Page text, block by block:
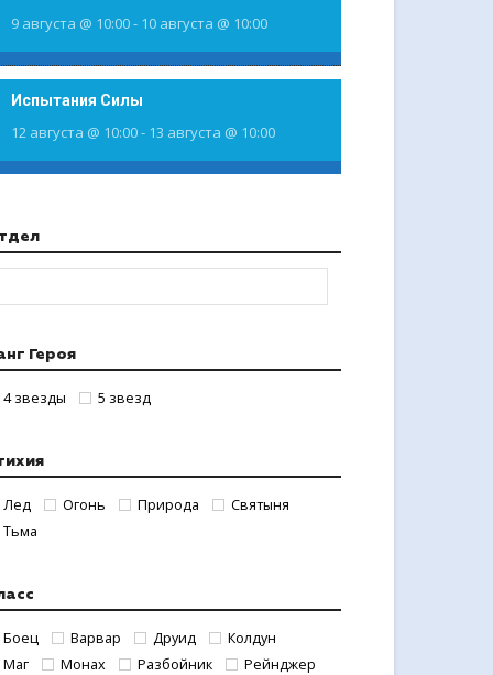
9 августа @ 10:00- 10 августа @ 10:00
Испытания Силы
12 августа @ 10:00- 13 августа @ 10:00
Героя
4 звезды 5 звезд
Лед Огонь Природа
Святыня
Тьма
Боец Варвар Друид
Колдун
Маг
Монах Разбойник
Рейнджер